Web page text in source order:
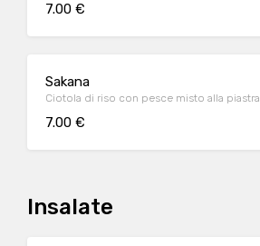
7.00 €
Sakana
Ciotola di riso con pesce misto alla piastra
7.00 €
Insalate